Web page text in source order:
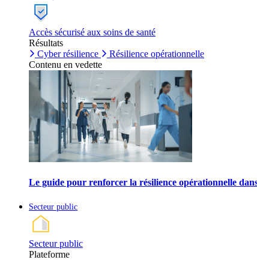
Accès sécurisé aux soins de santé
Résultats
Cyber résilience
Résilience opérationnelle
Contenu en vedette
Le guide pour renforcer la résilience opérationnelle
Secteur public
Secteur public
Plateforme